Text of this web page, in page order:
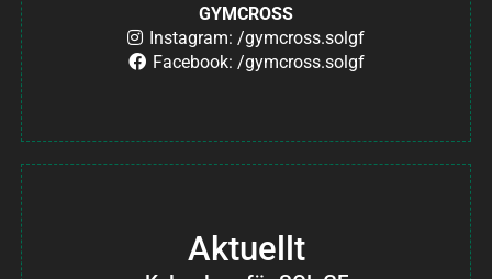
GYMCROSS
Instagram: /gymcross.solgf
Facebook: /gymcross.solgf
Aktuellt